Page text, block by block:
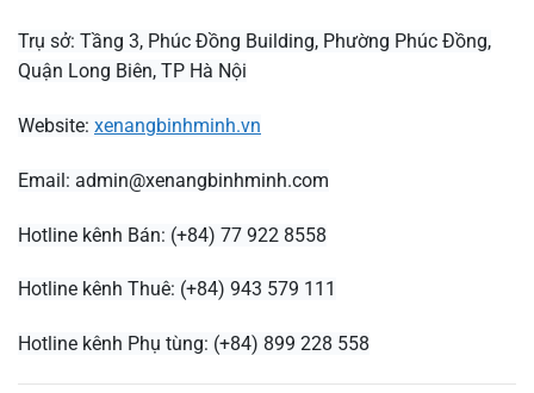
Trụ sở: Tầng 3, Phúc Đồng Building, Phường Phúc Đồng,
Quận Long Biên, TP Hà Nội
Website: xenangbinhminh.vn
Email: admin@xenangbinhminh.com
Hotline kênh Bán: (+84) 77 922 8558
Hotline kênh Thuê: (+84) 943 579 111
Hotline kênh Phụ tùng: (+84) 899 228 558